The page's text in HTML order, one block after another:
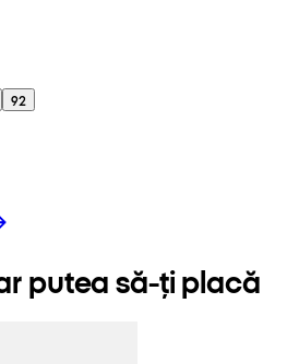
92
putea să-ți placă